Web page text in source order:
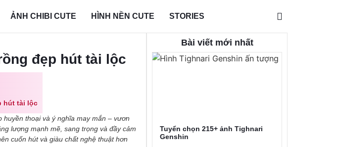
ẢNH CHIBI CUTE HÌNH NỀN CUTE STORIES
đẹp hút tài lộc
hút tài lộc
thoại và ý nghĩa may mắn – vươn
lượng mạnh mẽ, sang trọng và đầy cảm
cuốn hút và giàu chất nghệ thuật hơn
Bài viết mới nhất
Tuyển chọn 215+ ảnh Tighnari
Genshin